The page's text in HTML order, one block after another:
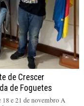
de Crescer
de Foguetes
e 21 de novembro A